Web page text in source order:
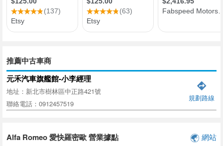
推薦中古車商
元禾汽車旗艦館-小李經理
地址：新北市樹林區中正路421號
聯絡電話：0912457519
規劃路線
Alfa Romeo 愛快羅密歐 營業據點 網站